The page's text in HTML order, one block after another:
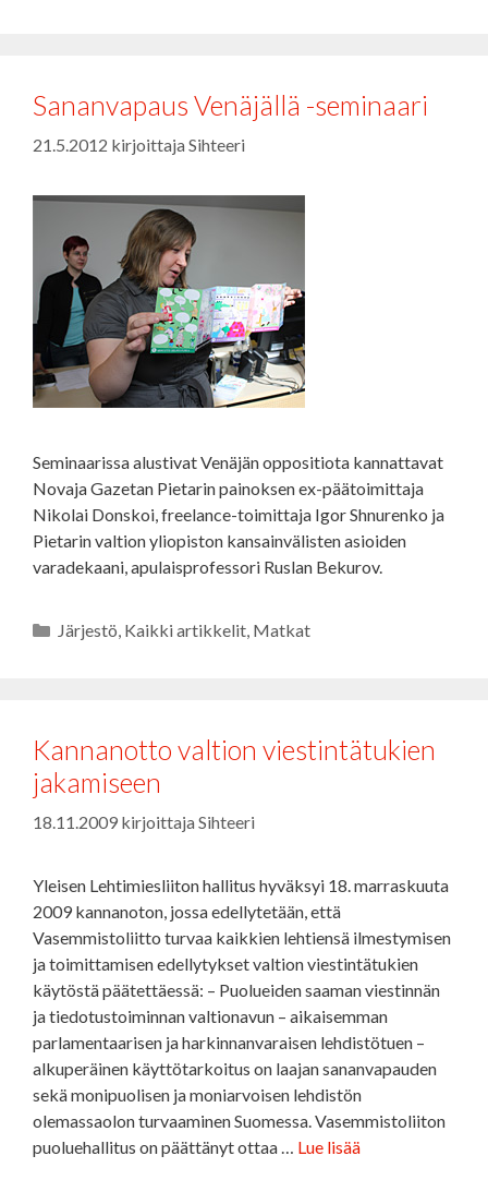
Sananvapaus Venäjällä -seminaari
21.5.2012 kirjoittajaSihteeri
Seminaarissa alustivat Venäjän oppositiota kannattavat
Novaja Gazetan Pietarin painoksen ex-päätoimittaja
Nikolai Donskoi, freelance-toimittaja Igor Shnurenko ja
Pietarin valtion yliopiston kansainvälisten asioiden
varadekaani, apulaisprofessori Ruslan Bekurov.
Kategoriat
Järjestö, Kaikki artikkelit, Matkat
Kannanotto valtion viestintätukien
jakamiseen
18.11.2009 kirjoittajaSihteeri
Yleisen Lehtimiesliiton hallitus hyväksyi 18. marraskuuta
2009 kannanoton, jossa edellytetään, että
Vasemmistoliitto turvaa kaikkien lehtiensä ilmestymisen
ja toimittamisen edellytykset valtion viestintätukien
käytöstä päätettäessä: – Puolueiden saaman viestinnän
ja tiedotustoiminnan valtionavun – aikaisemman
parlamentaarisen ja harkinnanvaraisen lehdistötuen –
alkuperäinen käyttötarkoitus on laajan sananvapauden
sekä monipuolisen ja moniarvoisen lehdistön
olemassaolon turvaaminen Suomessa. Vasemmistoliiton
puoluehallitus on päättänyt ottaa … Lue lisää